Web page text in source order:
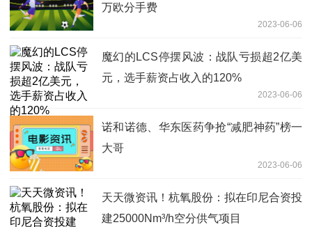
万欧分手费
2023-06-06
魔幻的LCS停摆风波：战队亏损超2亿美
元，选手薪资占收入的120%
2023-06-06
诺和诺德、华东医药争抢“减肥神药”榜一
大哥
2023-06-06
天天微资讯！杭氧股份：拟在印尼合资投
建25000Nm³/h空分供气项目